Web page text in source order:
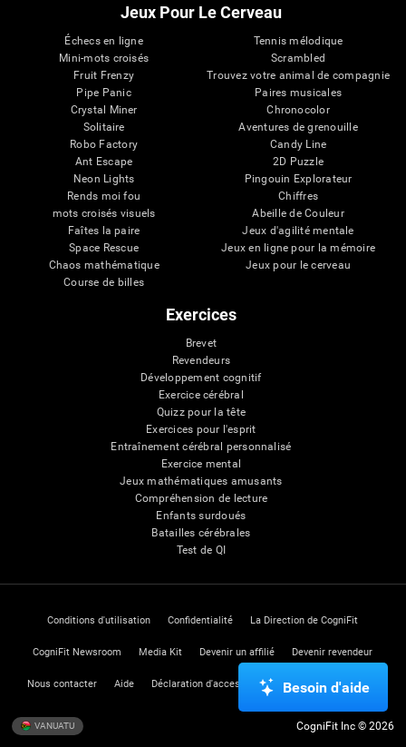
Jeux Pour Le Cerveau
Échecs en ligne
Mini-mots croisés
Fruit Frenzy
Pipe Panic
Crystal Miner
Solitaire
Robo Factory
Ant Escape
Neon Lights
Rends moi fou
mots croisés visuels
Faîtes la paire
Space Rescue
Chaos mathématique
Course de billes
Tennis mélodique
Scrambled
Trouvez votre animal de compagnie
Paires musicales
Chronocolor
Aventures de grenouille
Candy Line
2D Puzzle
Pingouin Explorateur
Chiffres
Abeille de Couleur
Jeux d'agilité mentale
Jeux en ligne pour la mémoire
Jeux pour le cerveau
Exercices
Brevet
Revendeurs
Développement cognitif
Exercice cérébral
Quizz pour la tête
Exercices pour l'esprit
Entraînement cérébral personnalisé
Exercice mental
Jeux mathématiques amusants
Compréhension de lecture
Enfants surdoués
Batailles cérébrales
Test de QI
Conditions d'utilisation Confidentialité La Direction de CogniFit
CogniFit Newsroom Media Kit Devenir un affilié Devenir revendeur
Nous contacter Aide Déclaration d'accessibilité Centre de Confiance
VANUATU CogniFit Inc © 2026
Besoin d'aide